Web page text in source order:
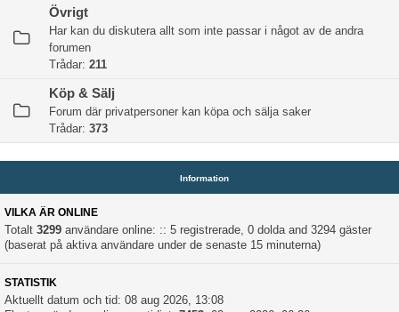
Övrigt
Har kan du diskutera allt som inte passar i något av de andra
forumen
Trådar: 211
Köp & Sälj
Forum där privatpersoner kan köpa och sälja saker
Trådar: 373
Information
VILKA ÄR ONLINE
Totalt 3299 användare online: :: 5 registrerade, 0 dolda and 3294 gäster
(baserat på aktiva användare under de senaste 15 minuterna)
STATISTIK
Aktuellt datum och tid: 08 aug 2026, 13:08